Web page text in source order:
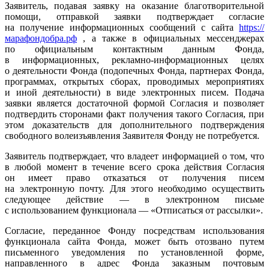
Заявитель, подавая заявку на оказание благотворительной
помощи, отправкой заявки подтверждает согласие
на получение информационных сообщений с сайта https://
марафондобра.рф , а также в официальных мессенджерах
по официальным контактным данным Фонда,
в информационных, рекламно-информационных целях
о деятельности Фонда (подопечных Фонда, партнерах Фонда,
программах, открытых сборах, проводимых мероприятиях
и иной деятельности) в виде электронных писем. Подача
заявки является достаточной формой Согласия и позволяет
подтвердить сторонами факт получения такого Согласия, при
этом доказательств для дополнительного подтверждения
свободного волеизъявления Заявителя Фонду не потребуется.
Заявитель подтверждает, что владеет информацией о том, что
в любой момент в течение всего срока действия Согласия
он имеет право отказаться от получения писем
на электронную почту. Для этого необходимо осуществить
следующее действие — в электронном письме
с использованием функционала — «Отписаться от рассылки».
Согласие, переданное Фонду посредствам использования
функционала сайта Фонда, может быть отозвано путем
письменного уведомления по установленной форме,
направленного в адрес Фонда заказным почтовым